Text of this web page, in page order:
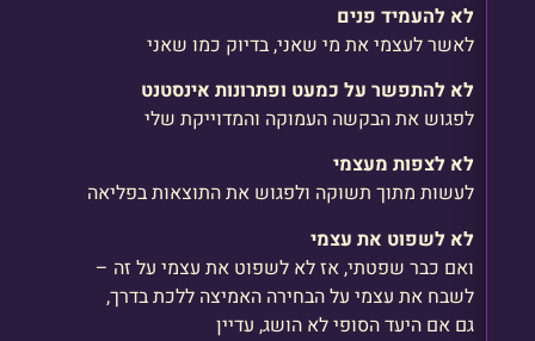
לא להעמיד פנים
לאשר לעצמי את מי שאני, בדיוק כמו שאני
לא להתפשר על כמעט ופתרונות אינסטנט
לפגוש את הבקשה העמוקה והמדוייקת שלי
לא לצפות מעצמי
לעשות מתוך תשוקה ולפגוש את התוצאות בפליאה
לא לשפוט את עצמי
ואם כבר שפטתי, אז לא לשפוט את עצמי על זה –
לשבח את עצמי על הבחירה האמיצה ללכת בדרך,
גם אם היעד הסופי לא הושג, עדיין